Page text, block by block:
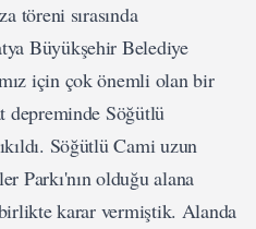
töreni sırasında
Büyükşehir Belediye
için çok önemli olan bir
depreminde Söğütlü
Söğütlü Cami uzun
Parkı'nın olduğu alana
birlikte karar vermiştik. Alanda